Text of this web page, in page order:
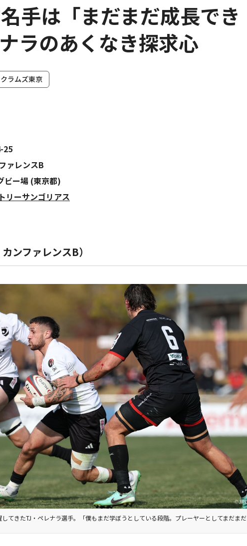
手は「まだまだ成長でき
ラのあくなき探求心
ラムズ東京
25
ァレンスB
ビー場 (東京都)
リーサンゴリアス
ンファレンスB）
てきたTJ・ペレナラ選手。「僕もまだ学ぼうとしている段階。プレーヤーとしてまだまだ